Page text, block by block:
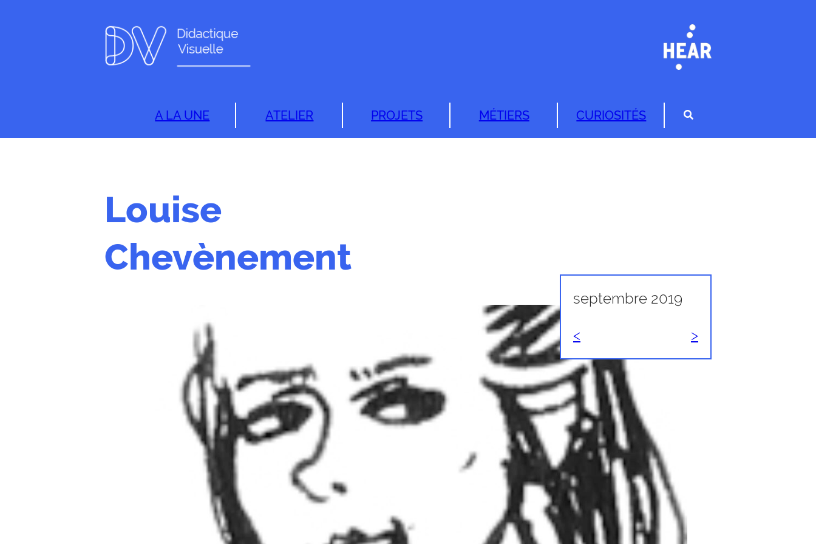
A LA UNE ATELIER PROJETS MÉTIERS CURIOSITÉS
Louise
Chevènement
septembre 2019
< >